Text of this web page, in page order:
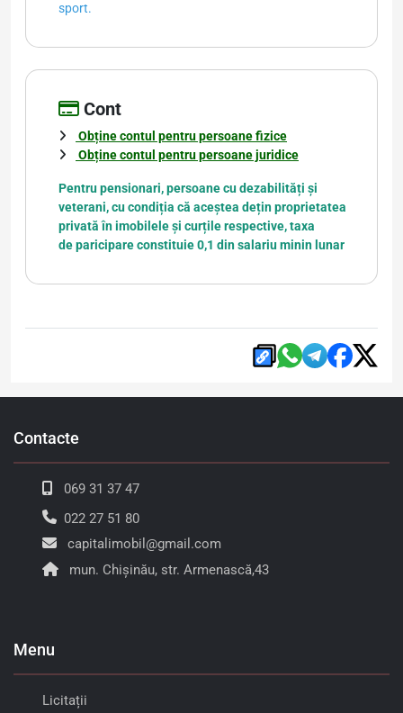
sport.
Cont
Obține contul pentru persoane fizice
Obține contul pentru persoane juridice
Pentru pensionari, persoane cu dezabilități și
veterani, cu condiția că aceștea dețin proprietatea
privată în imobilele și curțile respective, taxa
de paricipare constituie 0,1 din salariu minin lunar
Contacte
069 31 37 47
022 27 51 80
capitalimobil@gmail.com
mun. Chișinău, str. Armenască,43
Menu
Licitații